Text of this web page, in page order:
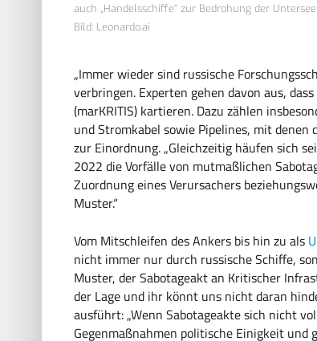
auch „Handelsschiffe“ zur Bedrohung der
Bild: Leonardo.ai
„Immer wieder sind russische
verbringen. Experten gehen davon aus,
(marKRITIS) kartieren. Dazu zählen
und Stromkabel sowie Pipelines, mit denen
zur Einordnung. „Gleichzeitig häufen sich
2022 die Vorfälle von mutmaßlichen
Zuordnung eines Verursachers
Muster.“
Vom Mitschleifen des Ankers bis hin zu als
nicht immer nur durch russische Schiffe,
Muster, der Sabotageakt an Kritischer
der Lage und ihr könnt uns nicht daran
ausführt: „Wenn Sabotageakte sich nicht
Gegenmaßnahmen politische Einigkeit und